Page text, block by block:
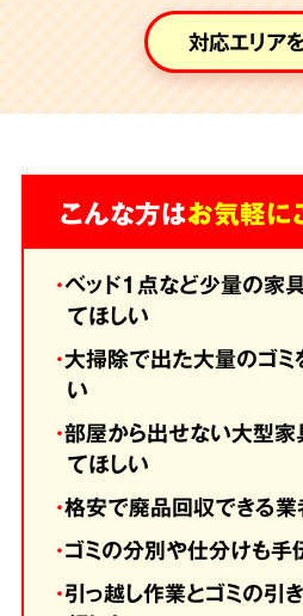
対応エリア
こんな方はお気軽に
・ベッド1点など少量の家
てほしい
・大掃除で出た大量のゴミ
い
・部屋から出せない大型家
てほしい
・格安で廃品回収できる業
・ゴミの分別や仕分けも手
・引っ越し作業とゴミの引